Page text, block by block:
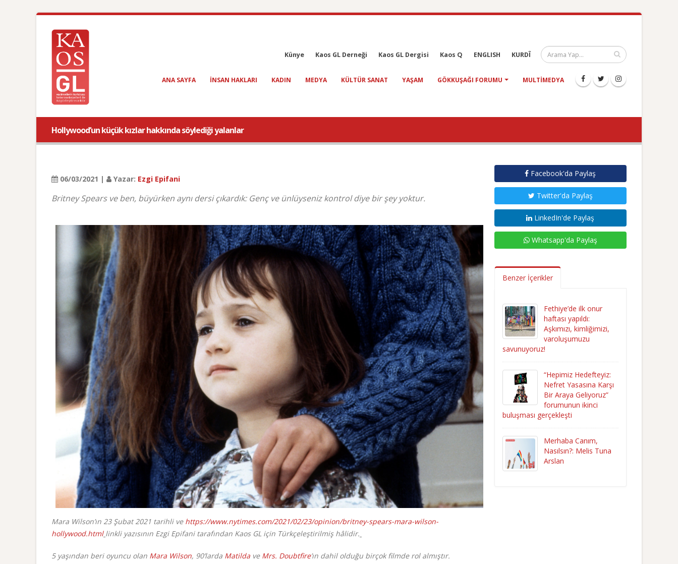
Künye Kaos GL Derneği Kaos GL Dergisi Kaos Q ENGLISH KURDÎ
ANA SAYFA INSAN HAKLARI KADIN MEDYA KÜLTÜR SANAT YAŞAM GÖKKUŞAĞI FORUMU MULTIMEDYA
Hollywood’un küçük kızlar hakkında söylediği yalanlar
06/03/2021 | Yazar: Ezgi Epifani
Britney Spears ve ben, büyürken aynı dersi çıkardık: Genç ve ünlüyseniz kontrol diye bir şey yoktur.
Mara Wilson’ın 23 Şubat 2021 tarihli ve https://www.nytimes.com/2021/02/23/opinion/britney-spears-mara-wilson-
hollywood.html linkli yazısının Ezgi Epifani tarafından Kaos GL için Türkçeleştirilmiş hâlidir.
5 yaşından beri oyuncu olan Mara Wilson, 90’larda Matilda ve Mrs. Doubtfire’ın dahil olduğu birçok filmde rol almıştır.
Facebook'da Paylaş
Twitter'da Paylaş
LinkedIn'de Paylaş
Whatsapp'da Paylaş
Benzer İçerikler
Fethiye’de ilk onur
haftası yapıldı:
Aşkımızı, kimliğimizi,
varoluşumuzu
savunuyoruz!
“Hepimiz Hedefteyiz:
Nefret Yasasına Karşı
Bir Araya Geliyoruz”
forumunun ikinci
buluşması gerçekleşti
Merhaba Canım,
Nasılsın?: Melis Tuna
Arslan